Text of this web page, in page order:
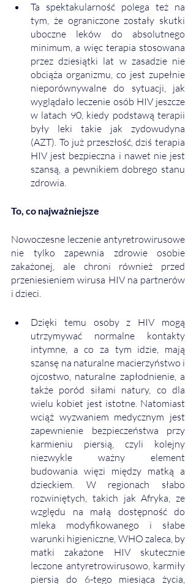
Ta spektakularność polega też na
tym, że ograniczone zostały skutki
uboczne leków do absolutnego
minimum, a więc terapia stosowana
przez dziesiątki lat w zasadzie nie
obciąża organizmu, co jest zupełnie
nieporównywalne do sytuacji, jak
wyglądało leczenie osób HIV jeszcze
w latach 90, kiedy podstawą terapii
były leki takie jak zydowudyna
(AZT). To już przeszłość, dziś terapia
HIV jest bezpieczna i nawet nie jest
szansą, a pewnikiem dobrego stanu
zdrowia.
To, co najważniejsze
Nowoczesne leczenie antyretrowirusowe
nie tylko zapewnia zdrowie osobie
zakażonej, ale chroni również przed
przeniesieniem wirusa HIV na partnerów
i dzieci.
Dzięki temu osoby z HIV mogą
utrzymywać normalne kontakty
intymne, a co za tym idzie, mają
szansę na naturalne macierzyństwo i
ojcostwo, naturalne zapłodnienie, a
także poród siłami natury, co dla
wielu kobiet jest istotne. Natomiast
wciąż wyzwaniem medycznym jest
zapewnienie bezpieczeństwa przy
karmieniu piersią, czyli kolejny
niezwykle ważny element
budowania więzi między matką a
dzieckiem. W regionach słabo
rozwiniętych, takich jak Afryka, ze
względu na małą dostępność do
mleka modyfikowanego i słabe
warunki higieniczne, WHO zaleca, by
matki zakażone HIV skutecznie
leczone antyretrowirusowo, karmiły
piersią do 6-tego miesiąca życia,